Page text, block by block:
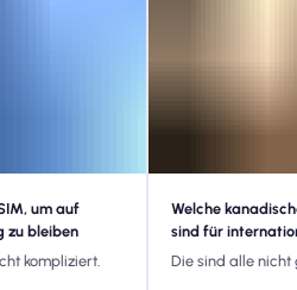
um auf
zu bleiben
kompliziert.
Welche
sind für
günstigsten?
Die sind alle nicht